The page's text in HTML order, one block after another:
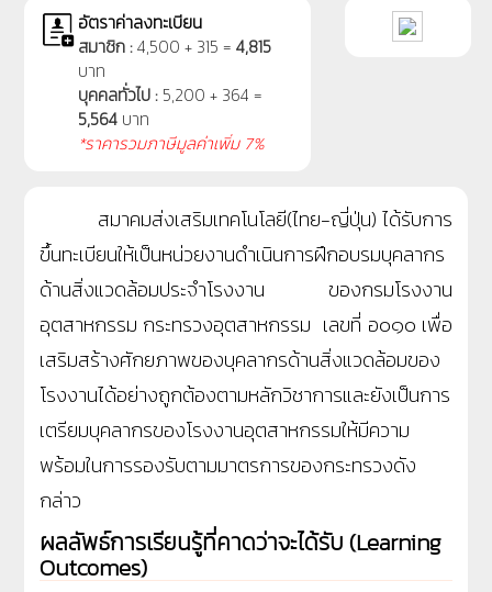
อัตราค่าลงทะเบียน
สมาชิก :4,500 + 315 = 4,815
บาท
บุคคลทั่วไป : 5,200 + 364 =
5,564 บาท
*ราคารวมภาษีมูลค่าเพิ่ม 7%
สมาคมส่งเสริมเทคโนโลยี(ไทย-ญี่ปุ่น) ได้รับการ
ขึ้นทะเบียนให้เป็นหน่วยงานดำเนินการฝึกอบรมบุคลากร
ด้านสิ่งแวดล้อมประจำโรงงาน ของกรมโรงงาน
อุตสาหกรรม กระทรวงอุตสาหกรรม เลขที่ อ๐๑๐ เพื่อ
เสริมสร้างศักยภาพของบุคลากรด้านสิ่งแวดล้อมของ
โรงงานได้อย่างถูกต้องตามหลักวิชาการและยังเป็นการ
เตรียมบุคลากรของโรงงานอุตสาหกรรมให้มีความ
พร้อมในการรองรับตามมาตรการของกระทรวงดัง
กล่าว
ผลลัพธ์การเรียนรู้ที่คาดว่าจะได้รับ (Learning
Outcomes)